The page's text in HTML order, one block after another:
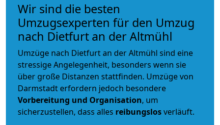
Wir sind die besten
Umzugsexperten für den Umzug
nach Dietfurt an der Altmühl
Umzüge nach Dietfurt an der Altmühl sind eine
stressige Angelegenheit, besonders wenn sie
über große Distanzen stattfinden. Umzüge von
Darmstadt erfordern jedoch besondere
Vorbereitung und Organisation, um
sicherzustellen, dass alles reibungslosverläuft.